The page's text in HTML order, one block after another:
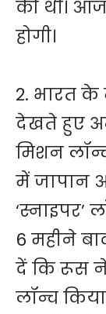
की थी।
होगी।
2. भारत
देखते हुए
मिशन
में जापान
‘स्नाइपर’
6 महीने
दें कि रूस
लॉन्च